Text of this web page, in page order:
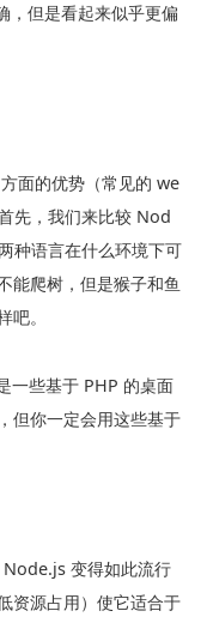
，但是看起来似乎更偏
面的优势（常见的 we
先，我们来比较 Nod
种语言在什么环境下可
能爬树，但是猴子和鱼
。
一些基于 PHP 的桌面
但你一定会用这些基于
变得如此流行
资源占用）使它适合于